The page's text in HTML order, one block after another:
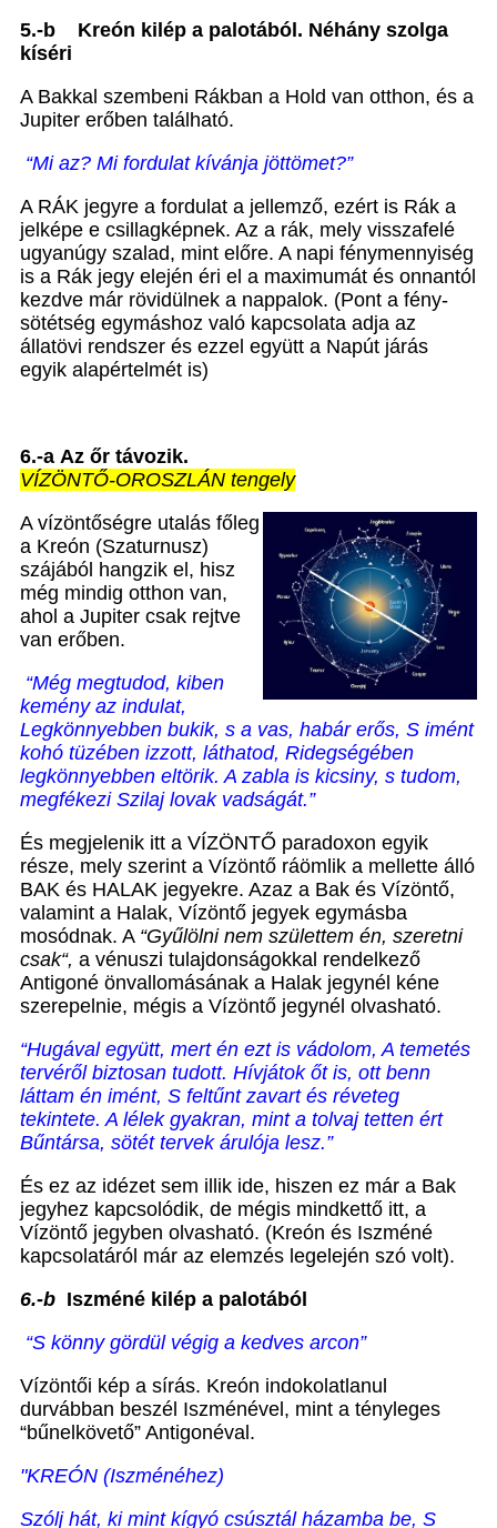
5.-b Kreón kilép a palotából. Néhány szolga
kíséri
A Bakkal szembeni Rákban a Hold van otthon, és a
Jupiter erőben található.
“Mi az? Mi fordulat kívánja jöttömet?”
A RÁK jegyre a fordulat a jellemző, ezért is Rák a
jelképe e csillagképnek. Az a rák, mely visszafelé
ugyanúgy szalad, mint előre. A napi fénymennyiség
is a Rák jegy elején éri el a maximumát és onnantól
kezdve már rövidülnek a nappalok. (Pont a fény-
sötétség egymáshoz való kapcsolata adja az
állatövi rendszer és ezzel együtt a Napút járás
egyik alapértelmét is)
6.-a Az őr távozik.
VÍZÖNTŐ-OROSZLÁN tengely
A vízöntőségre utalás főleg
a Kreón (Szaturnusz)
szájából hangzik el, hisz
még mindig otthon van,
ahol a Jupiter csak rejtve
van erőben.
“Még megtudod, kiben
kemény az indulat,
Legkönnyebben bukik, s a vas, habár erős, S imént
kohó tüzében izzott, láthatod, Ridegségében
legkönnyebben eltörik. A zabla is kicsiny, s tudom,
megfékezi Szilaj lovak vadságát.”
És megjelenik itt a VÍZÖNTŐ paradoxon egyik
része, mely szerint a Vízöntő ráömlik a mellette álló
BAK és HALAK jegyekre. Azaz a Bak és Vízöntő,
valamint a Halak, Vízöntő jegyek egymásba
mosódnak. A “Gyűlölni nem születtem én, szeretni
csak“, a vénuszi tulajdonságokkal rendelkező
Antigoné önvallomásának a Halak jegynél kéne
szerepelnie, mégis a Vízöntő jegynél olvasható.
“Hugával együtt, mert én ezt is vádolom, A temetés
tervéről biztosan tudott. Hívjátok őt is, ott benn
láttam én imént, S feltűnt zavart és réveteg
tekintete. A lélek gyakran, mint a tolvaj tetten ért
Bűntársa, sötét tervek árulója lesz.”
És ez az idézet sem illik ide, hiszen ez már a Bak
jegyhez kapcsolódik, de mégis mindkettő itt, a
Vízöntő jegyben olvasható. (Kreón és Iszméné
kapcsolatáról már az elemzés legelején szó volt).
6.-b Iszméné kilép a palotából
“S könny gördül végig a kedves arcon”
Vízöntői kép a sírás. Kreón indokolatlanul
durvábban beszél Iszménével, mint a tényleges
“bűnelkövető” Antigonéval.
"KREÓN (Iszménéhez)
Szólj hát, ki mint kígyó csúsztál házamba be, S